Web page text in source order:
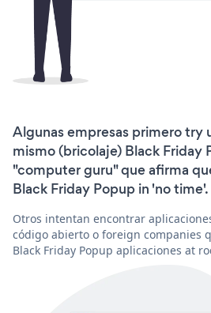
Algunas empresas primero try
mismo (bricolaje) Black Friday
"computer guru" que afirma
Black Friday Popup in 'no time'.
Otros intentan encontrar
código abierto o foreign companies
Black Friday Popup aplicaciones at